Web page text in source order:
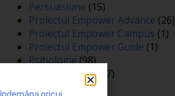
Persuasiune (15)
Proiectul Empower Advance (26)
Proiectul Empower Campus (1)
Proiectul Empower Guide (1)
Psihologie(98)
Public speaking
(7)